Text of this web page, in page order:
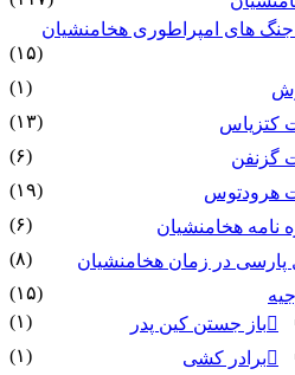
جنگ های امپراطوری هخامنشیان
(۱۵)
(۱)
کتزیاس
(۱۳)
گزنفن
(۶)
هرودتوس
(۱۹)
نامه هخامنشیان
(۶)
پارسی در زمان هخامنشیان
(۸)
(۱۵)
باز جستن کین پدر
(۱)
برادر کشی
(۱)